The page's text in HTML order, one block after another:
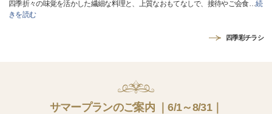
四季折々の味覚を活かした繊細な料理と、上質なおもてなしで、接待やご会食…続
きを読む
四季彩チラシ
サマープランのご案内 ｜6/1～8/31｜